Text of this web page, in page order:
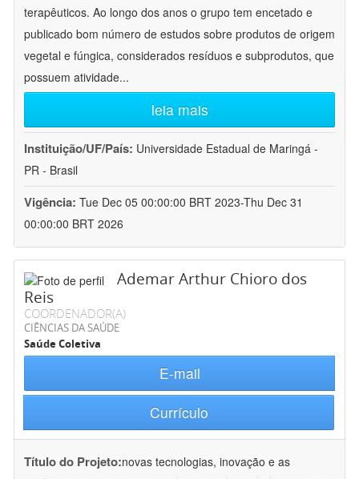
terapêuticos. Ao longo dos anos o grupo tem encetado e
publicado bom número de estudos sobre produtos de origem
vegetal e fúngica, considerados resíduos e subprodutos, que
possuem atividade...
leia mais
Instituição/UF/País: Universidade Estadual de Maringá -
PR - Brasil
Vigência: Tue Dec 05 00:00:00 BRT 2023-Thu Dec 31
00:00:00 BRT 2026
Ademar Arthur Chioro dos
Reis
COORDENADOR(A)
CIÊNCIAS DA SAÚDE
Saúde Coletiva
E-mail
Currículo
Título do Projeto:novas tecnologias, inovação e as